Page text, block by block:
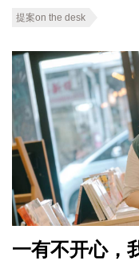
提案on the desk
一有不开心